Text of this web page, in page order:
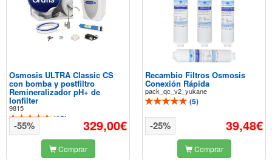
Osmosis ULTRA Classic CS
con bomba y postfiltro
Remineralizador pH+ de
Ionfilter
9815
(10) 329,00€
-55%
Comprar
Recambio Filtros Osmosis
Conexión Rápida
pack_qc_v2_yukane
(5)
39,48€
-25%
Comprar